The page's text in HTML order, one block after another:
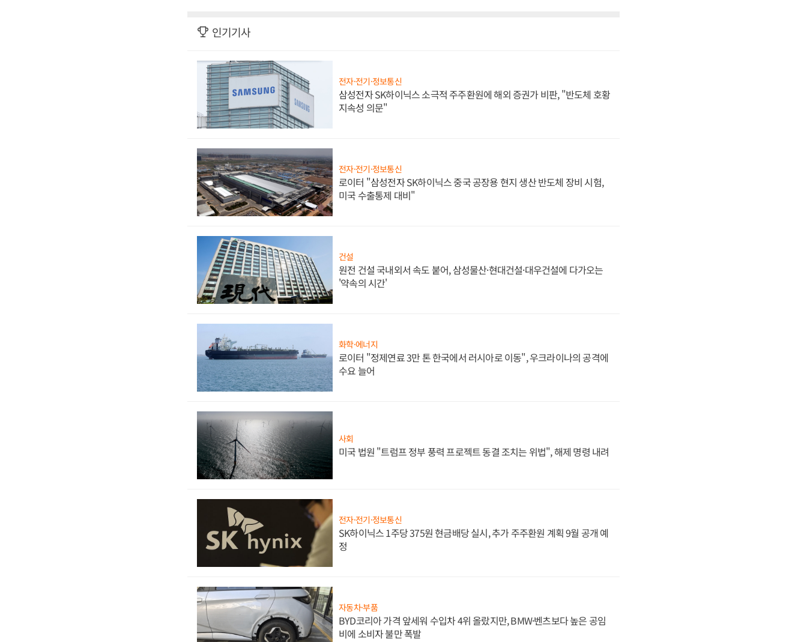
인기기사
전자·전기·정보통신
삼성전자 SK하이닉스 소극적 주주환원에 해외 증권가 비판, "반도체 호황
지속성 의문"
전자·전기·정보통신
로이터 "삼성전자 SK하이닉스 중국 공장용 현지 생산 반도체 장비 시험,
미국 수출통제 대비"
건설
원전 건설 국내외서 속도 붙어, 삼성물산·현대건설·대우건설에 다가오는
'약속의 시간'
화학·에너지
로이터 "정제연료 3만 톤 한국에서 러시아로 이동", 우크라이나의 공격에
수요 늘어
사회
미국 법원 "트럼프 정부 풍력 프로젝트 동결 조치는 위법", 해제 명령 내려
전자·전기·정보통신
SK하이닉스 1주당 375원 현금배당 실시, 추가 주주환원 계획 9월 공개 예
정
자동차·부품
BYD코리아 가격 앞세워 수입차 4위 올랐지만, BMW·벤츠보다 높은 공임
비에 소비자 불만 폭발